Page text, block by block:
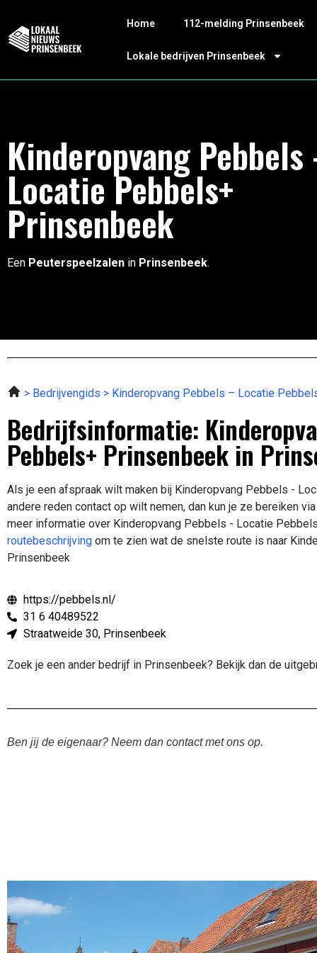
Home 112-melding Prinsenbeek
Lokale bedrijven Prinsenbeek
Kinderopvang Pebbels
Locatie Pebbels+
Prinsenbeek
Een Peuterspeelzalen in Prinsenbeek.
Bedrijvengids Kinderopvang Pebbels – Locatie
Bedrijfsinformatie:
Pebbels+ Prinsenbeek in
Als je een afspraak wilt maken bij Kinderopvang Pebbels -
andere reden contact op wilt nemen, dan kun je ze bereiken
meer informatie over Kinderopvang Pebbels - Locatie
routebeschrijving om te zien wat de snelste route is naar
Prinsenbeek
https://pebbels.nl/
31 6 40489522
Straatweide 30, Prinsenbeek
Zoek je een ander bedrijf in Prinsenbeek? Bekijk dan de
Ben jij de eigenaar? Neem dan contact met ons op.